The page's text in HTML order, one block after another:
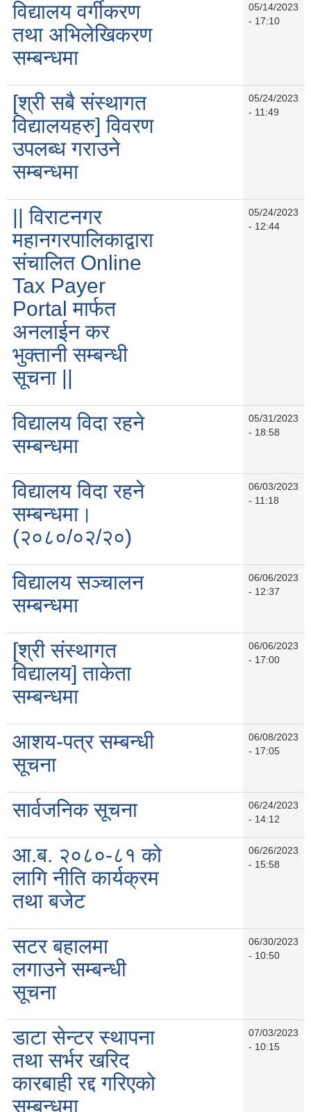
विद्यालय वर्गीकरण
तथा अभिलेखिकरण
सम्बन्धमा
05/14/2023
- 17:10
[श्री सबै संस्थागत
विद्यालयहरु] विवरण
उपलब्ध गराउने
सम्बन्धमा
05/24/2023
- 11:49
|| विराटनगर
महानगरपालिकाद्वारा
संचालित Online
Tax Payer
Portal मार्फत
अनलाईन कर
भुक्तानी सम्बन्धी
सूचना ||
05/24/2023
- 12:44
विद्यालय विदा रहने
सम्बन्धमा
05/31/2023
- 18:58
विद्यालय विदा रहने
सम्बन्धमा।
(२०८०/०२/२०)
06/03/2023
- 11:18
विद्यालय सञ्चालन
सम्बन्धमा
06/06/2023
- 12:37
[श्री संस्थागत
विद्यालय] ताकेता
सम्बन्धमा
06/06/2023
- 17:00
आशय-पत्र सम्बन्धी
सूचना
06/08/2023
- 17:05
सार्वजनिक सूचना
06/24/2023
- 14:12
आ.ब. २०८०-८१ को
लागि नीति कार्यक्रम
तथा बजेट
06/26/2023
- 15:58
सटर बहालमा
लगाउने सम्बन्धी
सूचना
06/30/2023
- 10:50
डाटा सेन्टर स्थापना
तथा सर्भर खरिद
कारबाही रद्द गरिएको
सम्बन्धमा
07/03/2023
- 10:15